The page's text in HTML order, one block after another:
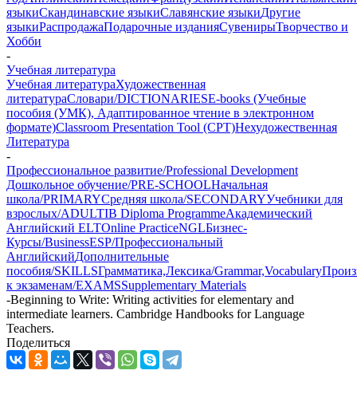
языкиСкандинавские языкиСлавянские языкиДругие
языкиРаспродажаПодарочные изданияСувенирыТворчество и
Хобби
-
Учебная литература
Учебная литератураХудожественная
литератураСловари/DICTIONARIESE-books (Учебные
пособия (УМК), Адаптированное чтение в электронном
формате)Classroom Presentation Tool (CPT)Нехудожественная
Литература
-
Профессиональное развитие/Professional Development
Дошкольное обучение/PRE-SCHOOLНачальная
школа/PRIMARYСредняя школа/SECONDARYУчебники для
взрослых/ADULTIB Diploma ProgrammeАкадемический
Английский ELTOnline PracticeNGLБизнес-
Курсы/BusinessESP/Профессиональный
АнглийскийДополнительные
пособия/SKILLSГрамматика,Лексика/Grammar,Vocabulary
к экзаменам/EXAMSSupplementary Materials
-Beginning to Write: Writing activities for elementary and
intermediate learners. Cambridge Handbooks for Language
Teachers.
Поделиться